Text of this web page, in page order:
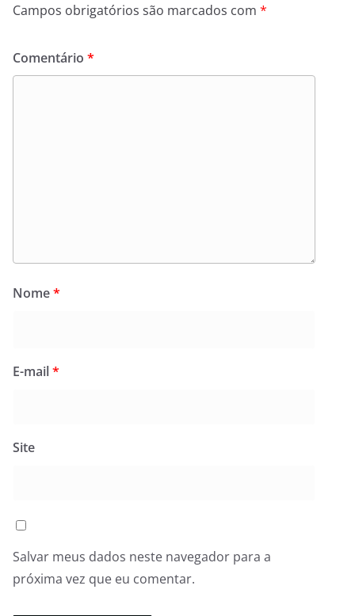
Campos obrigatórios são marcados com *
Comentário *
Nome*
E-mail*
Site
Salvar meus dados neste navegador para a
próxima vez que eu comentar.